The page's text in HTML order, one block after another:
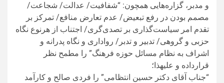
و مدبر، گزاره‌هایی همچون: “شفافیت/ عدالت/ شجاعت/
مصمم بودن در رفع تبعیض/ عدم تعارض منافع/ تمرکز بر
تقدم امر سیاست‌گذاری بر تصدی‌گری/ اجتناب از هرنوع نگاه
حزبی و گروهی/ تدبیر و تدبر/ رواداری و نگاه پدرانه و
اشراف به نظام مسائل حوزه فرهنگ” را مطمح نظر
قرارداده و علیهذا؛
“جناب آقای دکتر حسین انتظامی” را فردی صالح و کارآمد